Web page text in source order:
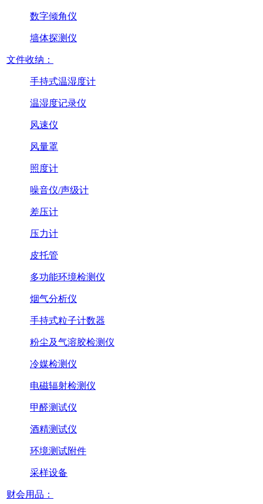
数字倾角仪
墙体探测仪
文件收纳：
手持式温湿度计
温湿度记录仪
风速仪
风量罩
照度计
噪音仪/声级计
差压计
压力计
皮托管
多功能环境检测仪
烟气分析仪
手持式粒子计数器
粉尘及气溶胶检测仪
冷媒检测仪
电磁辐射检测仪
甲醛测试仪
酒精测试仪
环境测试附件
采样设备
财会用品：